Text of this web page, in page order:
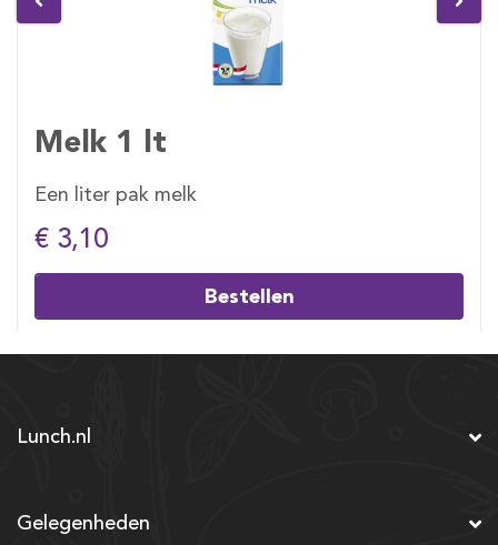
Melk 1 lt
Een liter pak melk
€ 3,10
Bestellen
Lunch.nl
Gelegenheden